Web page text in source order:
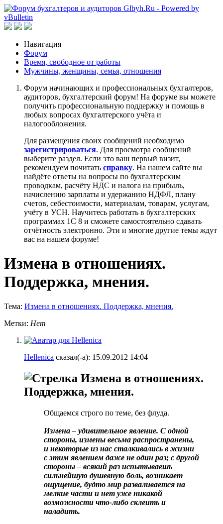
Навигация
Форум
Время, свободное от работы
Мужчины, женщины, семья, отношения
Форум начинающих и профессиональных бухгалтеров,
аудиторов, бухгалтерский форум! На форуме вы можете
получить профессиональную поддержку и помощь в
любых вопросах бухгалтерского учёта и
налогообложения.
Для размещения своих сообщений необходимо
зарегистрироваться. Для просмотра сообщений
выберите раздел. Если это ваш первый визит,
рекомендуем почитать справку. На нашем сайте вы
найдёте ответы на вопросы по бухгалтерским
проводкам, расчёту НДС и налога на прибыль,
начислению зарплаты и удержанию НДФЛ, плану
счетов, себестоимости, материалам, товарам, услугам,
учёту в УСН. Научитесь работать в бухгалтерских
программах 1С 8 и сможете самостоятельно сдавать
отчётность электронно. Эти и многие другие темы ждут
вас на нашем форуме!
Измена в отношениях.
Поддержка, мнения.
Тема: Измена в отношениях. Поддержка, мнения.
Метки: Нет
Hellenica сказал(-а): 15.09.2012 14:04
Измена в отношениях.
Поддержка, мнения.
Общаемся строго по теме, без флуда.
Измена – удивительное явление. С одной
стороны, измены весьма распространены,
и некоторые из нас сталкивались в жизни
с этим явлением даже не один раз; с другой
стороны – всякий раз испытываешь
сильнейшую душевную боль, возникает
ощущение, будто мир разваливается на
мелкие части и нет уже никакой
возможности что-либо склеить и
наладить.